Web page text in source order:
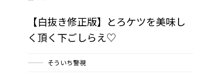
【白抜き修正版】とろケツを美味し
く頂く下ごしらえ♡
そういち警視